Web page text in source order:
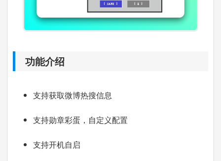
功能介绍
支持获取微博热搜信息
支持勋章彩蛋，自定义配置
支持开机自启